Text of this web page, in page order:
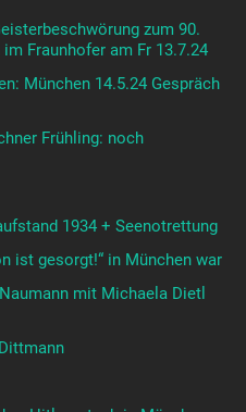
zum 90.
Fraunhofer am Fr 13.7.24
München 14.5.24 Gespräch
Frühling: noch
1934 + Seenotrettung
ist gesorgt!“ in München war
mit Michaela Dietl